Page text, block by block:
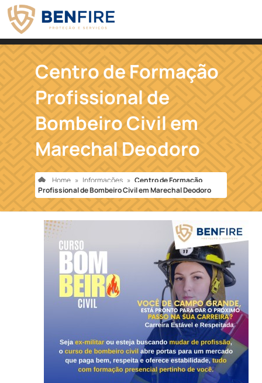
Centro de Formação
Profissional de
Bombeiro Civil em
Marechal Deodoro
Home » Informações » Centro de Formação
Profissional de Bombeiro Civil em Marechal Deodoro